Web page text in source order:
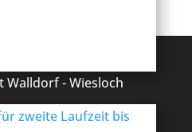
- Wiesloch